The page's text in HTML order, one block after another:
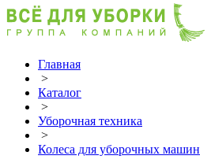
Главная
>
Каталог
>
Уборочная техника
>
Колеса для уборочных машин